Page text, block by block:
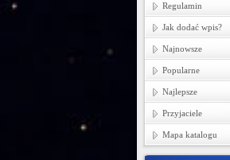
Regulamin
Jak dodać wpis?
Najnowsze
Popularne
Najlepsze
Przyjaciele
Mapa katalogu